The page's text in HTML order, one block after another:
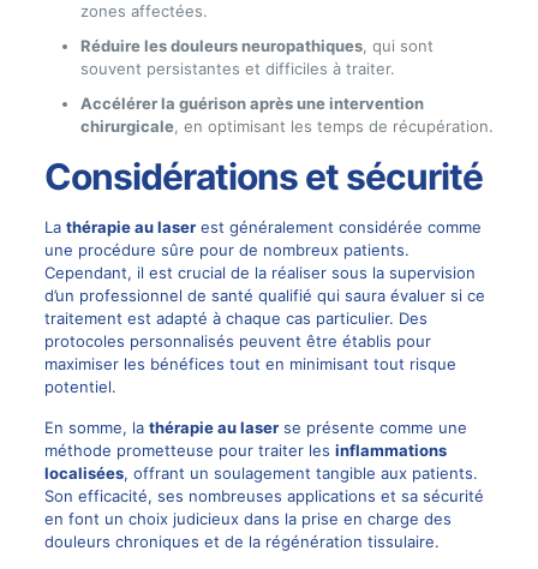
zones affectées.
Réduire les douleurs neuropathiques, qui sont
souvent persistantes et difficiles à traiter.
Accélérer la guérison après une intervention
chirurgicale, en optimisant les temps de récupération.
Considérations et sécurité
La thérapie au laserest généralement considérée comme
une procédure sûre pour de nombreux patients.
Cependant, il est crucial de la réaliser sous la supervision
d’un professionnel de santé qualifié qui saura évaluer si ce
traitement est adapté à chaque cas particulier. Des
protocoles personnalisés peuvent être établis pour
maximiser les bénéfices tout en minimisant tout risque
potentiel.
En somme, la thérapie au laserse présente comme une
méthode prometteuse pour traiter les inflammations
localisées, offrant un soulagement tangible aux patients.
Son efficacité, ses nombreuses applications et sa sécurité
en font un choix judicieux dans la prise en charge des
douleurs chroniques et de la régénération tissulaire.